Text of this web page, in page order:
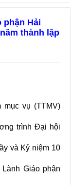
phận Hải
thành lập
mục vụ (TTMV)
trình Đại hội
và Kỷ niệm 10
Giáo phận